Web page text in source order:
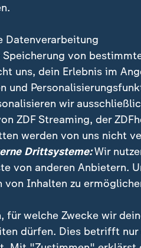
Thüringen. Eine
Christian Lindner
Datenverarbeitung
von
uns, dein Erlebnis im
und
wir
ZDF Streaming, der
werden von uns nicht
Drittsysteme:Wir
von anderen Anbietern.
von Inhalten zu
für welche Zwecke wir
dürfen. Dies betrifft nur